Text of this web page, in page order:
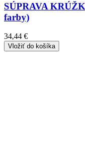
SÚPRAVA
farby)
34,44 €
Vložiť do košíka